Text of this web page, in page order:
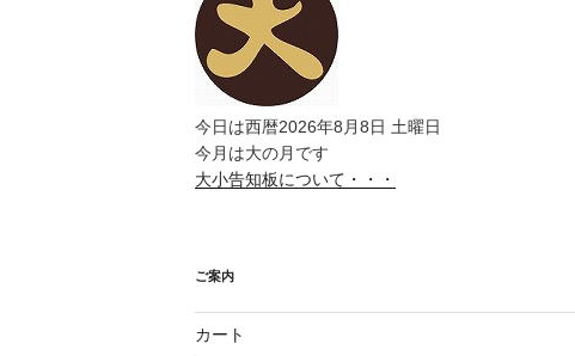
今日は西暦2026年8月8日 土曜日
今月は大の月です
大小告知板について・・・
ご案内
カート